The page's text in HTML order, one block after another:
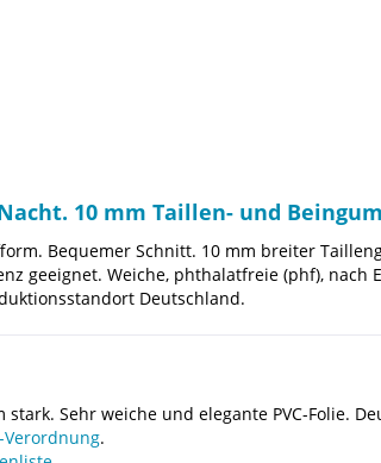
10 mm Taillen- und
Bequemer Schnitt. 10 mm breiter
geeignet. Weiche, phthalatfreie (phf), nach
Deutschland.
stark. Sehr weiche und elegante PVC-Folie.
Verordnung.